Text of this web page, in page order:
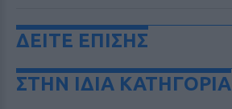
ΔΕΙΤΕ ΕΠΙΣΗΣ
ΣΤΗΝ ΙΔΙΑ ΚΑΤΗΓΟΡΙΑ